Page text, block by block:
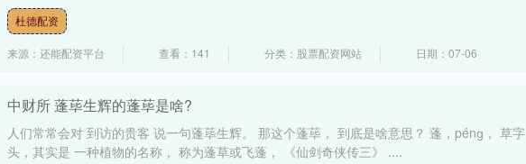
杜德配资
来源：还能配资平台 查看：141 分类：股票配资网站 日期：07-06
中财所 蓬荜生辉的蓬荜是啥?
人们常常会对 到访的贵客 说一句蓬荜生辉。 那这个蓬荜， 到底是啥意思？ 蓬，pénɡ， 草字
头，其实是 一种植物的名称， 称为蓬草或飞蓬， 《仙剑奇侠传三》 ....